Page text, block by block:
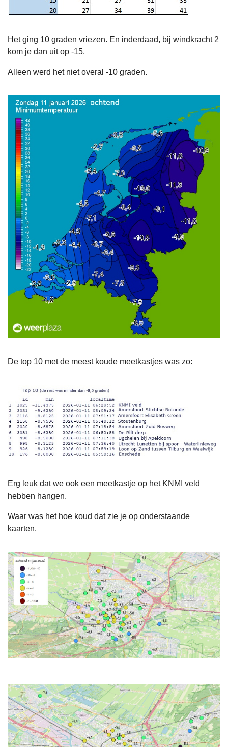
Het ging 10 graden vriezen. En inderdaad, bij windkracht 2
kom je dan uit op -15.
Alleen werd het niet overal -10 graden.
De top 10 met de meest koude meetkastjes was zo:
Erg leuk dat we ook een meetkastje op het KNMI veld
hebben hangen.
Waar was het hoe koud dat zie je op onderstaande
kaarten.